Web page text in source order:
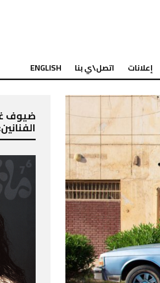
إعلانات اتصل\ي بنا ENGLISH